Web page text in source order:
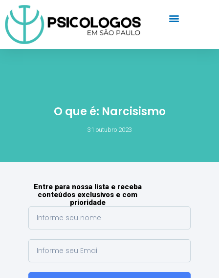
O que é: Narcisismo
31 outubro 2023
Entre para nossa lista e receba
conteúdos exclusivos e com
prioridade